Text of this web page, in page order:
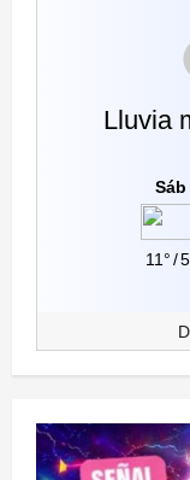
Lluvia
Sáb
11°/